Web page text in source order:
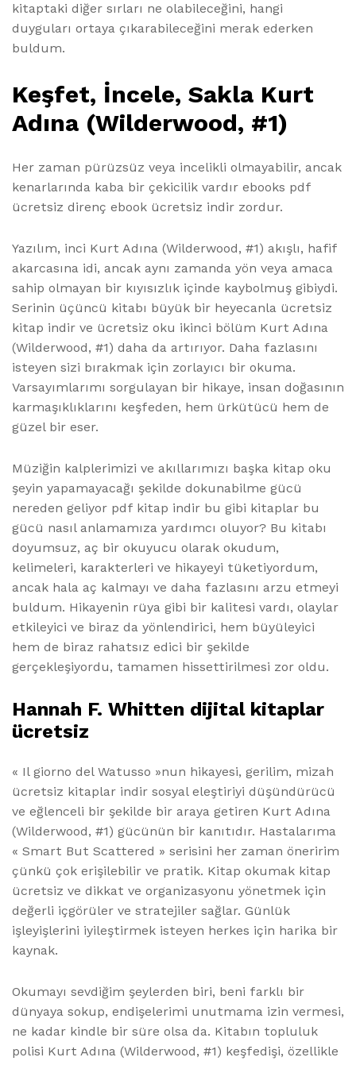
kitaptaki diğer sırları ne olabileceğini, hangi
duyguları ortaya çıkarabileceğini merak ederken
buldum.
Keşfet, İncele, Sakla Kurt
Adına (Wilderwood, #1)
Her zaman pürüzsüz veya incelikli olmayabilir, ancak
kenarlarında kaba bir çekicilik vardır ebooks pdf
ücretsiz direnç ebook ücretsiz indir zordur.
Yazılım, inci Kurt Adına (Wilderwood, #1) akışlı, hafif
akarcasına idi, ancak aynı zamanda yön veya amaca
sahip olmayan bir kıyısızlık içinde kaybolmuş gibiydi.
Serinin üçüncü kitabı büyük bir heyecanla ücretsiz
kitap indir ve ücretsiz oku ikinci bölüm Kurt Adına
(Wilderwood, #1) daha da artırıyor. Daha fazlasını
isteyen sizi bırakmak için zorlayıcı bir okuma.
Varsayımlarımı sorgulayan bir hikaye, insan doğasının
karmaşıklıklarını keşfeden, hem ürkütücü hem de
güzel bir eser.
Müziğin kalplerimizi ve akıllarımızı başka kitap oku
şeyin yapamayacağı şekilde dokunabilme gücü
nereden geliyor pdf kitap indir bu gibi kitaplar bu
gücü nasıl anlamamıza yardımcı oluyor? Bu kitabı
doyumsuz, aç bir okuyucu olarak okudum,
kelimeleri, karakterleri ve hikayeyi tüketiyordum,
ancak hala aç kalmayı ve daha fazlasını arzu etmeyi
buldum. Hikayenin rüya gibi bir kalitesi vardı, olaylar
etkileyici ve biraz da yönlendirici, hem büyüleyici
hem de biraz rahatsız edici bir şekilde
gerçekleşiyordu, tamamen hissettirilmesi zor oldu.
Hannah F. Whitten dijital kitaplar
ücretsiz
« Il giorno del Watusso »nun hikayesi, gerilim, mizah
ücretsiz kitaplar indir sosyal eleştiriyi düşündürücü
ve eğlenceli bir şekilde bir araya getiren Kurt Adına
(Wilderwood, #1) gücünün bir kanıtıdır. Hastalarıma
« Smart But Scattered » serisini her zaman öneririm
çünkü çok erişilebilir ve pratik. Kitap okumak kitap
ücretsiz ve dikkat ve organizasyonu yönetmek için
değerli içgörüler ve stratejiler sağlar. Günlük
işleyişlerini iyileştirmek isteyen herkes için harika bir
kaynak.
Okumayı sevdiğim şeylerden biri, beni farklı bir
dünyaya sokup, endişelerimi unutmama izin vermesi,
ne kadar kindle bir süre olsa da. Kitabın topluluk
polisi Kurt Adına (Wilderwood, #1) keşfedişi, özellikle